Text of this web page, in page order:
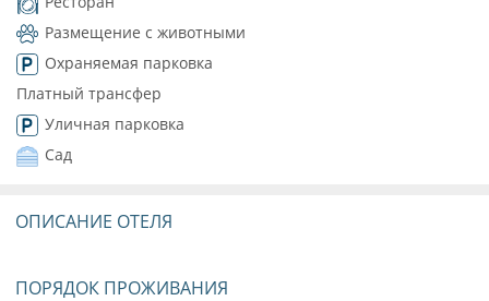
Размещение с животными
Охраняемая парковка
Платный трансфер
Уличная парковка
Сад
ОПИСАНИЕ ОТЕЛЯ
ПОРЯДОК ПРОЖИВАНИЯ